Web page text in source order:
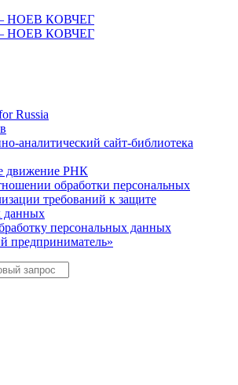
Russia
аналитический сайт-библиотека
движение РНК
обработки персональных
требований к защите
данных
персональных данных
предприниматель»